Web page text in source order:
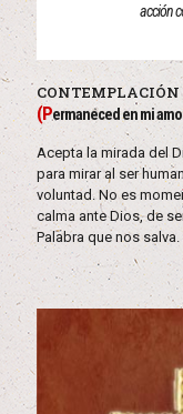
acción
CONTEMPLACIÓN
(Permaneced en mi
Acepta la mirada del
para mirar al ser
voluntad. No es
calma ante Dios, de
Palabra que nos salva.